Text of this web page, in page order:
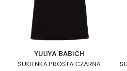
YULIYA BABICH
SUKIENKA PROSTA CZARNA